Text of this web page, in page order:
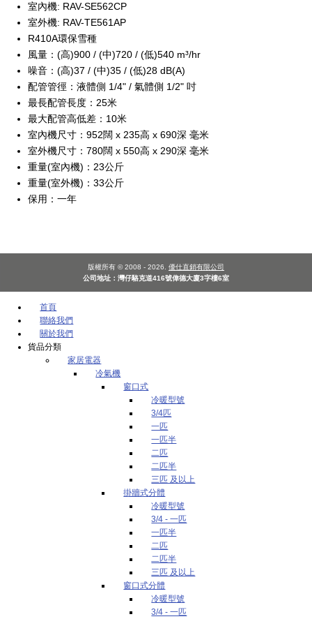
室內機: RAV-SE562CP
室外機: RAV-TE561AP
R410A環保雪種
風量：(高)900 / (中)720 / (低)540 m³/hr
噪音：(高)37 / (中)35 / (低)28 dB(A)
配管管徑：液體側 1/4" / 氣體側 1/2" 吋
最長配管長度：25米
最大配管高低差：10米
室內機尺寸：952闊 x 235高 x 690深 毫米
室外機尺寸：780闊 x 550高 x 290深 毫米
重量(室內機)：23公斤
重量(室外機)：33公斤
保用：一年
版權所有 © 2008 - 2026. 優仕直銷有限公司
公司地址：灣仔駱克道416號偉德大廈3字樓6室
首頁
聯絡我們
關於我們
貨品分類
家居電器
冷氣機
窗口式
冷暖型號
3/4匹
一匹
一匹半
二匹
二匹半
三匹 及以上
掛牆式分體
冷暖型號
3/4 - 一匹
一匹半
二匹
二匹半
三匹 及以上
窗口式分體
冷暖型號
3/4 - 一匹